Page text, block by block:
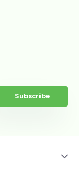
Subscribe